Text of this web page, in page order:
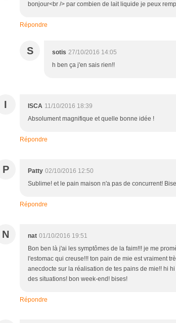
bonjour<br /> par combien de lait liquide je peux
Répondre
S sotis 27/10/2016 14:05
h ben ça j'en sais rien!!
I ISCA 11/10/2016 18:39
Absolument magnifique et quelle bonne idée !
Répondre
P Patty 02/10/2016 12:50
Sublime! et le pain maison n'a pas de concurrent!
Répondre
N nat 01/10/2016 19:51
Bon ben là j'ai les symptômes de la faim!!! je me
l'estomac qui creuse!!! ton pain de mie est vraiment
anecdocte sur la réalisation de tes pains de mie!! hi
des situations! bon week-end! bises!
Répondre